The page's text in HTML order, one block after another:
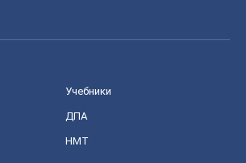
Учебники
ДПА
НМТ